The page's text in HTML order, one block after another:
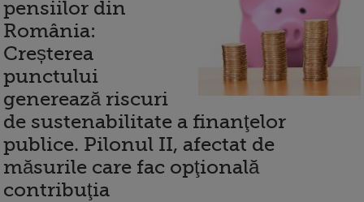
pensiilor din
România:
Creșterea
punctului
generează riscuri
de sustenabilitate a finanţelor
publice. Pilonul II, afectat de
măsurile care fac opţională
contribuţia